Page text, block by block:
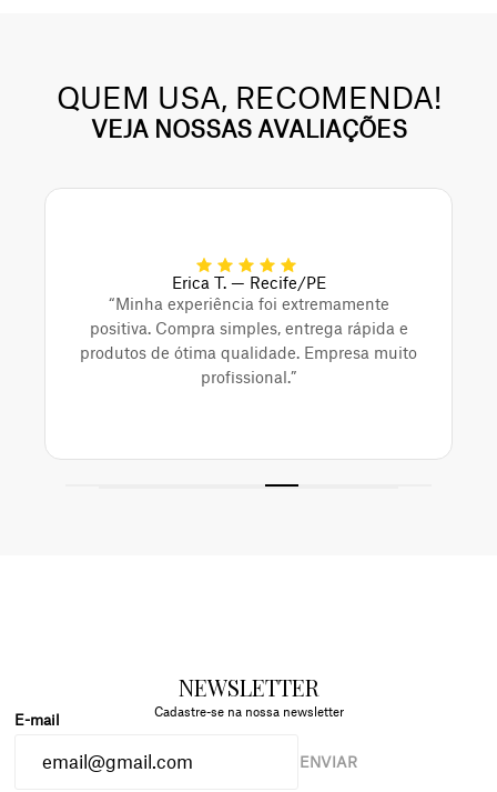
QUEM USA, RECOMENDA!
VEJA NOSSAS AVALIAÇÕES
Erica T. — Recife/PE
“Minha experiência foi extremamente
positiva. Compra simples, entrega rápida e
produtos de ótima qualidade. Empresa muito
profissional.”
NEWSLETTER
Cadastre-se na nossa newsletter
ENVIAR